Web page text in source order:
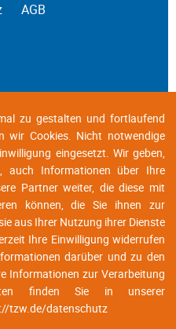
AGB
zu gestalten und fortlaufend
wir Cookies. Nicht notwendige
eingesetzt. Wir geben,
auch Informationen über Ihre
Partner weiter, die diese mit
können, die Sie ihnen zur
aus Ihrer Nutzung ihrer Dienste
Ihre Einwilligung widerrufen
darüber und zu den
Informationen zur Verarbeitung
finden Sie in unserer
tzw.de/datenschutz